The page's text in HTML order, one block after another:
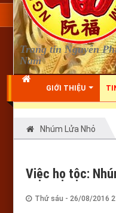
Trang tin Nguyễn
Nam
GIỚI THIỆU
Nhúm Lửa Nhỏ
Việc họ tộc:
Thứ sáu - 26/08/2016